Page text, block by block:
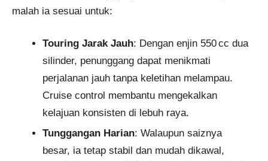
malah ia sesuai untuk:
Touring Jarak Jauh: Dengan enjin 550 cc dua
silinder, penunggang dapat menikmati
perjalanan jauh tanpa keletihan melampau.
Cruise control membantu mengekalkan
kelajuan konsisten di lebuh raya.
Tunggangan Harian: Walaupun saiznya
besar, ia tetap stabil dan mudah dikawal,